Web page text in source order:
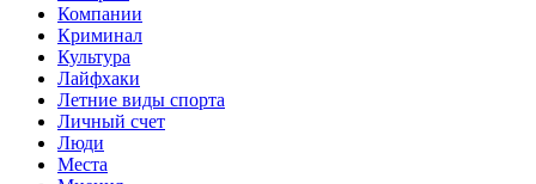
Компании
Криминал
Культура
Лайфхаки
Летние виды спорта
Личный счет
Люди
Места